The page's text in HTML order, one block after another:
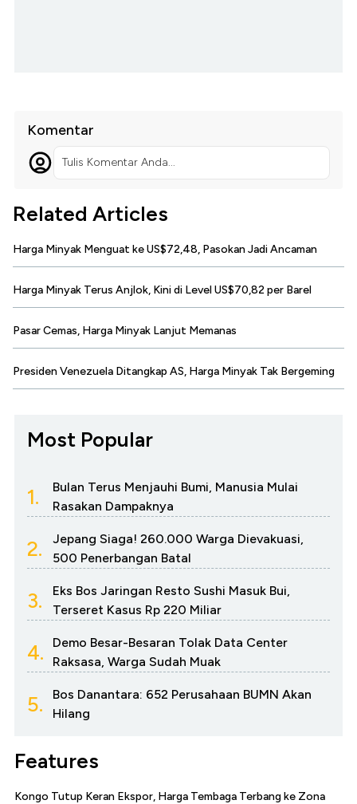
Komentar
Tulis Komentar Anda...
Related Articles
Harga Minyak Menguat ke US$72,48, Pasokan Jadi Ancaman
Harga Minyak Terus Anjlok, Kini di Level US$70,82 per Barel
Pasar Cemas, Harga Minyak Lanjut Memanas
Presiden Venezuela Ditangkap AS, Harga Minyak Tak Bergeming
Most Popular
1.
Bulan Terus Menjauhi Bumi, Manusia Mulai
Rasakan Dampaknya
2.
Jepang Siaga! 260.000 Warga Dievakuasi,
500 Penerbangan Batal
3.
Eks Bos Jaringan Resto Sushi Masuk Bui,
Terseret Kasus Rp 220 Miliar
4.
Demo Besar-Besaran Tolak Data Center
Raksasa, Warga Sudah Muak
5.
Bos Danantara: 652 Perusahaan BUMN Akan
Hilang
Features
Kongo Tutup Keran Ekspor, Harga Tembaga Terbang ke Zona